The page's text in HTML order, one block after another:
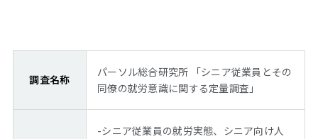
調査名称
パーソル総合研究所 「シニア従業員とその
同僚の就労意識に関する定量調査」
-シニア従業員の就労実態、シニア向け人